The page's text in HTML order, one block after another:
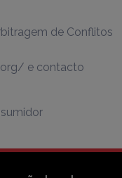
de Conflitos
e contacto